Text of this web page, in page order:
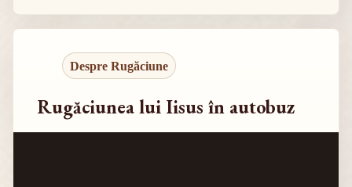
Despre Rugăciune
Rugăciunea lui Iisus în autobuz